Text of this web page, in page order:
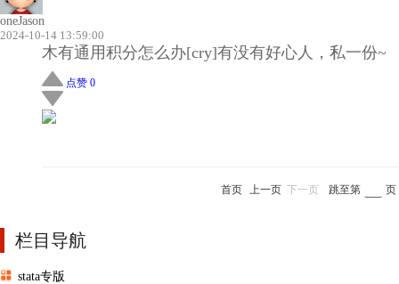
oneJason
2024-10-14 13:59:00
木有通用积分怎么办[cry]有没有好心人，私一份~
点赞 0
首页 上一页 下一页 跳至第 页
栏目导航
stata专版